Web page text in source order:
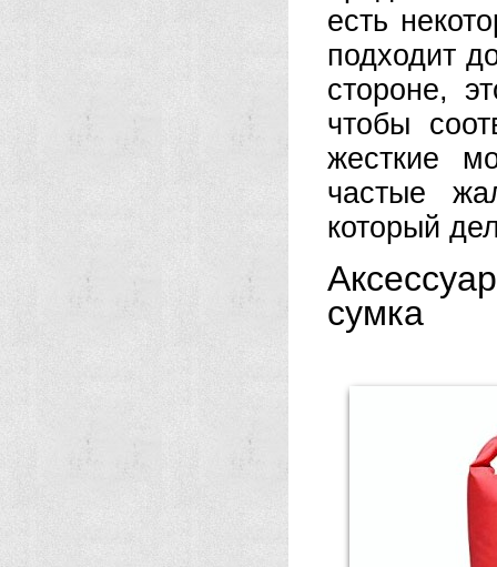
есть
подходит
стороне,
чтобы
жесткие
частые
который
сумка